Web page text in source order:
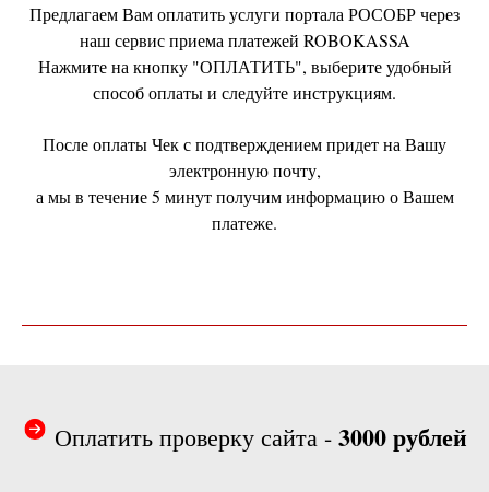
Предлагаем Вам оплатить услуги портала РОСОБР через
наш сервис приема платежей ROBOKASSA
Нажмите на кнопку "ОПЛАТИТЬ", выберите удобный
способ оплаты и следуйте инструкциям.
После оплаты Чек с подтверждением придет на Вашу
электронную почту,
а мы в течение 5 минут получим информацию о Вашем
платеже.
Оплатить проверку сайта - 3000 рублей